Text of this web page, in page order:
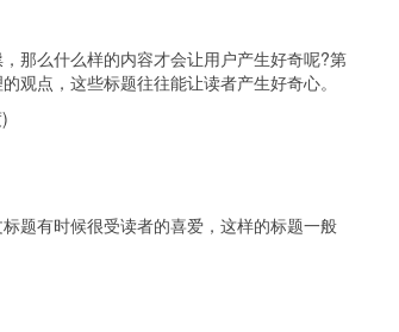
那么什么样的内容才会让用户产生好奇呢?第
观点，这些标题往往能让读者产生好奇心。
题有时候很受读者的喜爱，这样的标题一般